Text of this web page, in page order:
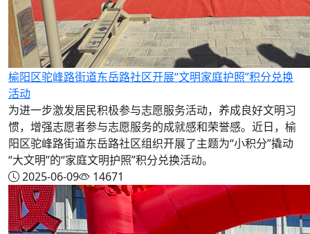
榆阳区驼峰路街道东岳路社区开展“文明家庭护照”积分兑换
活动
为进一步激发居民积极参与志愿服务活动，养成良好文明习
惯，增强志愿者参与志愿服务的成就感和荣誉感。近日，榆
阳区驼峰路街道东岳路社区组织开展了主题为“小积分”撬动
“大文明”的“家庭文明护照”积分兑换活动。
2025-06-09
14671